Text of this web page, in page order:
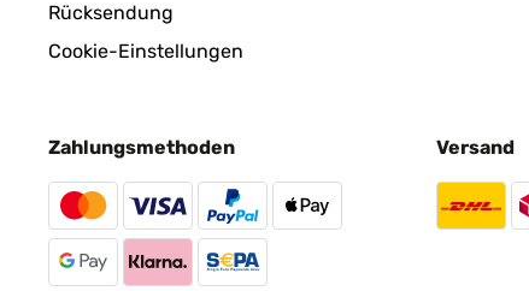
Rücksendung
Cookie-Einstellungen
Zahlungsmethoden Versand